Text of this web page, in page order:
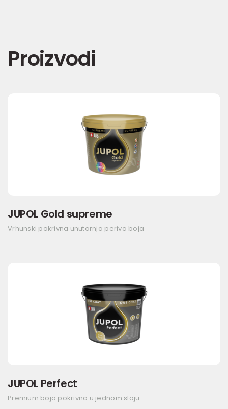
Proizvodi
JUPOL Gold supreme
Vrhunski pokrivna unutarnja periva boja
JUPOL Perfect
Premium boja pokrivna u jednom sloju